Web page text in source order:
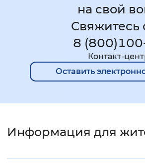
на свой
Свяжитесь
8
Контакт-
Оставить
Информация для